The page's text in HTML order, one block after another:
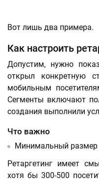
Вот лишь два примера.
Как настроить
Допустим, нужно
открыл конкретную
мобильным
Сегменты включают
создания выполнили
Что важно
Минимальный размер
Ретаргетинг имеет
хотя бы 300-500